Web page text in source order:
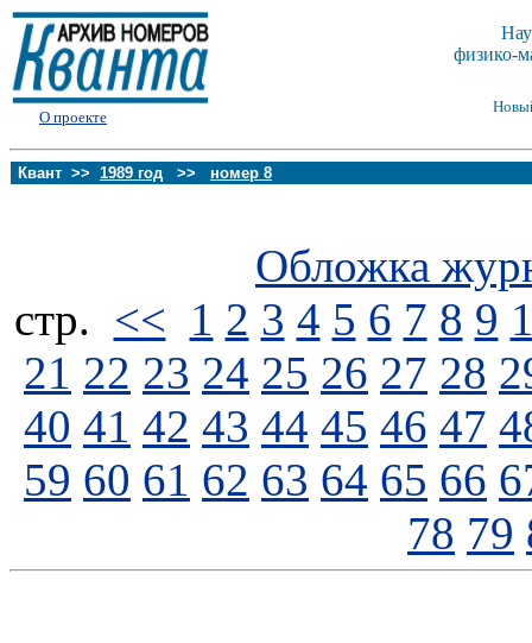
О проекте
физико-
Квант >> 1989 год >> номер 8
Обложка
стp. << 1 2 3 4 5 6 7 8 9
21 22 23 24 25 26 27 28
40 41 42 43 44 45 46 47
59 60 61 62 63 64 65 66
78 79